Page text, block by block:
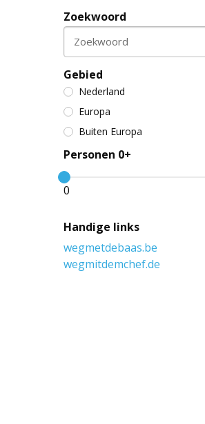
Zoekwoord
Zoekwoord
Gebied
Nederland
Europa
Buiten Europa
Personen 0+
0
Handige links
wegmetdebaas.be
wegmitdemchef.de